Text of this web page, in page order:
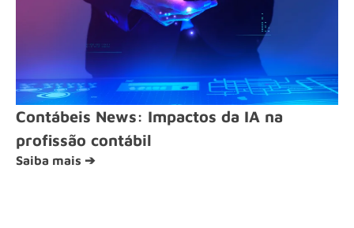
Contábeis News: Impactos da IA na
profissão contábil
Saiba mais ➔